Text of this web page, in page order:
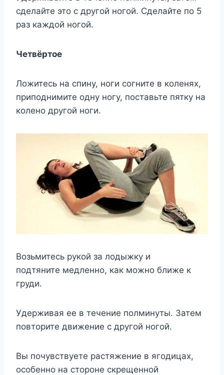
сделайте это с другой ногой. Сделайте по 5
раз каждой ногой.
Четвёртое
Ложитесь на спину, ноги согните в коленях,
приподнимите одну ногу, поставьте пятку на
колено другой ноги.
Возьмитесь рукой за лодыжку и
подтяните медленно, как можно ближе к
груди.
Удерживая ее в течение полминуты. Затем
повторите движение с другой ногой.
Вы почувствуете растяжение в ягодицах,
особенно на стороне скрещенной